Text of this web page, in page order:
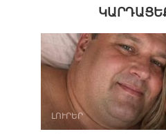
ԼՈՒՐԵՐ